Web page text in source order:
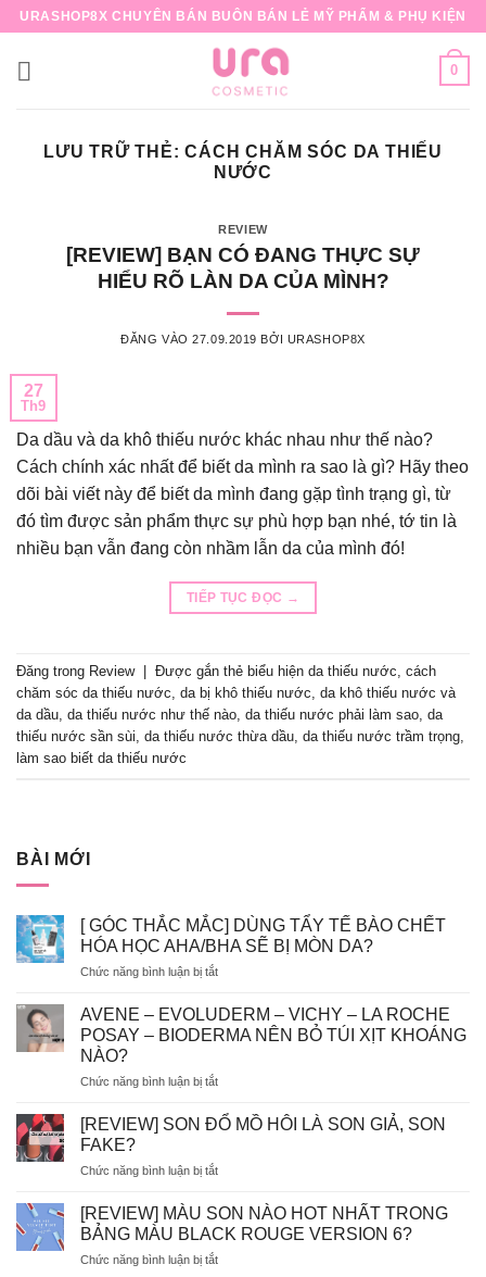
Bỏ
nội
URASHOP8X CHUYÊN BÁN BUÔN BÁN LẺ MỸ PHẨM & PHỤ KIỆN
0
LƯU TRỮ THẺ:CÁCH CHĂM SÓC DA THIẾU
NƯỚC
REVIEW
[REVIEW] BẠN CÓ ĐANG THỰC SỰ
HIỂU RÕ LÀN DA CỦA MÌNH?
ĐĂNG VÀO27.09.2019 BỞI URASHOP8X
27
Th9
Da dầu và da khô thiếu nước khác nhau như thế nào?
Cách chính xác nhất để biết da mình ra sao là gì? Hãy theo
dõi bài viết này để biết da mình đang gặp tình trạng gì, từ
đó tìm được sản phẩm thực sự phù hợp bạn nhé, tớ tin là
nhiều bạn vẫn đang còn nhầm lẫn da của mình đó!
TIẾP TỤC ĐỌC →
Đăng trong Review Được gắn thẻ biểu hiện da thiếu nước cách
chăm sóc da thiếu nước da bị khô thiếu nước da khô thiếu nước và
da dầu da thiếu nước như thế nào da thiếu nước phải làm sao da
thiếu nước sần sùi da thiếu nước thừa dầu da thiếu nước trầm trọng
làm sao biết da thiếu nước
BÀI MỚI
[ GÓC THẮC MẮC] DÙNG TẨY TẾ BÀO CHẾT
HÓA HỌC AHA/BHA SẼ BỊ MÒN DA?
Chức năng bình luận bị tắtở
GÓC
THẮC
MẮC]
TẨY
BÀO
HỌC
SẼ
BỊ
DA?
AVENE – EVOLUDERM – VICHY – LA ROCHE
POSAY – BIODERMA NÊN BỎ TÚI XỊT KHOÁNG
NÀO?
Chức năng bình luận bị tắtở
–
VICHY
LA
ROCHE
–
[REVIEW] SON ĐỔ MỒ HÔI LÀ SON GIẢ, SON
FAKE?
Chức năng bình luận bị tắtở
SON
ĐỔ
MỒ
HÔI
[REVIEW] MÀU SON NÀO HOT NHẤT TRONG
BẢNG MÀU BLACK ROUGE VERSION 6?
Chức năng bình luận bị tắtở